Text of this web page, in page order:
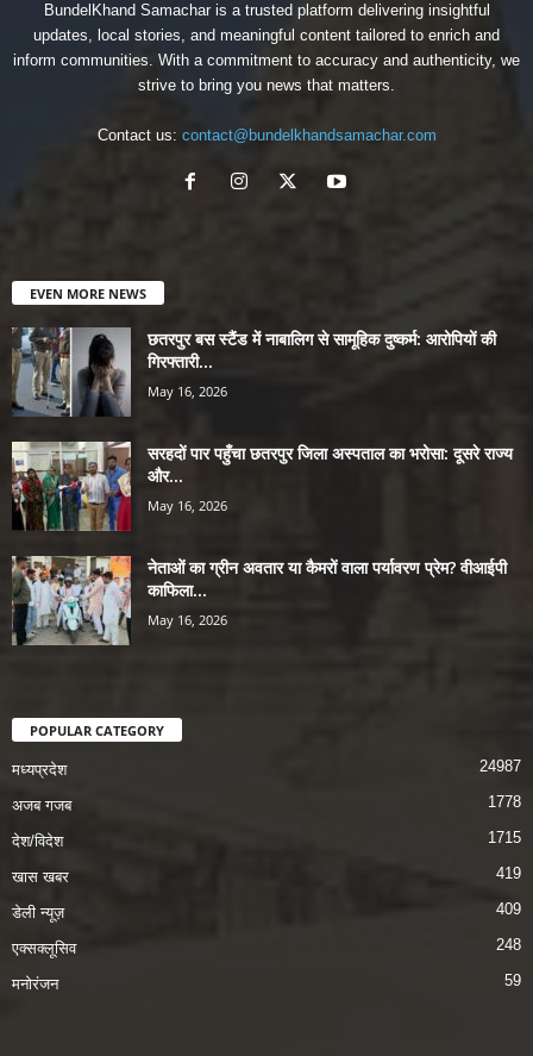
BundelKhand Samachar is a trusted platform delivering insightful
updates, local stories, and meaningful content tailored to enrich and
inform communities. With a commitment to accuracy and authenticity, we
strive to bring you news that matters.
Contact us: contact@bundelkhandsamachar.com
EVEN MORE NEWS
छतरपुर बस स्टैंड में नाबालिग से सामूहिक दुष्कर्म: आरोपियों की
गिरफ्तारी...
May 16, 2026
सरहदों पार पहुँचा छतरपुर जिला अस्पताल का भरोसा: दूसरे राज्य
और...
May 16, 2026
नेताओं का ग्रीन अवतार या कैमरों वाला पर्यावरण प्रेम? वीआईपी
काफिला...
May 16, 2026
POPULAR CATEGORY
मध्यप्रदेश 24987
अजब गजब 1778
देश/विदेश 1715
खास खबर 419
डेली न्यूज़ 409
एक्सक्लूसिव 248
मनोरंजन 59